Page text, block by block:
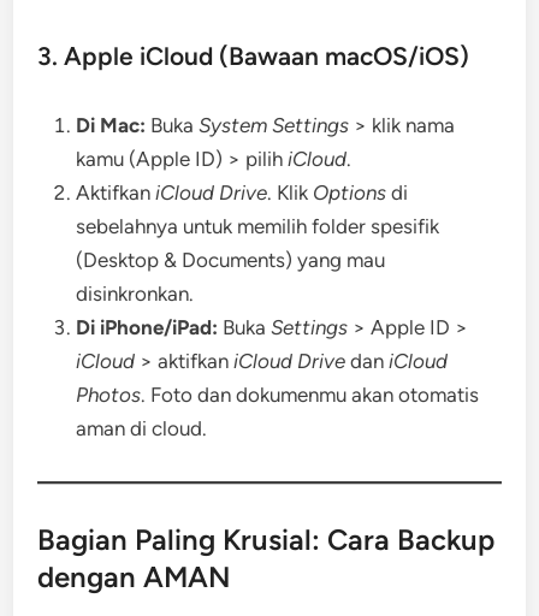
3. Apple iCloud (Bawaan macOS/iOS)
Di Mac: BukaSystem Settings > klik nama
kamu (Apple ID) > pilihiCloud.
AktifkaniCloud Drive. Klik Options di
sebelahnya untuk memilih folder spesifik
(Desktop & Documents) yang mau
disinkronkan.
Di iPhone/iPad: BukaSettings > Apple ID >
iCloud > aktifkaniCloud Drive daniCloud
Photos. Foto dan dokumenmu akan otomatis
aman di cloud.
Bagian Paling Krusial: Cara Backup
dengan AMAN